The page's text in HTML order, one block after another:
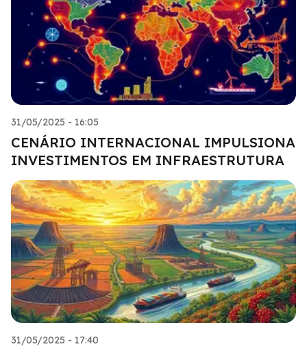
31/05/2025 - 16:05
CENÁRIO INTERNACIONAL IMPULSIONA
INVESTIMENTOS EM INFRAESTRUTURA
31/05/2025 - 17:40